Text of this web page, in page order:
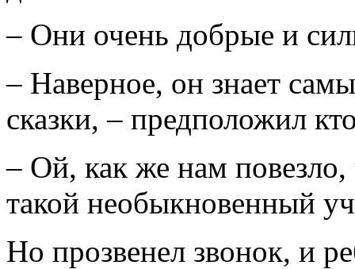
– Они очень добрые и
– Наверное, он знает
сказки, – предположил
– Ой, как же нам повезло,
такой необыкновенный
Но прозвенел звонок, и